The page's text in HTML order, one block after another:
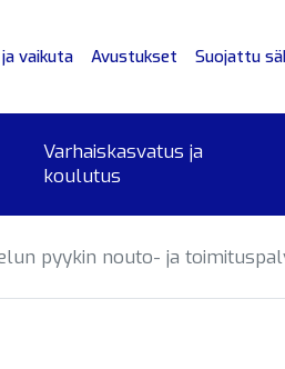
vaikuta Avustukset Suojattu
Varhaiskasvatus ja
koulutus
pyykin nouto- ja